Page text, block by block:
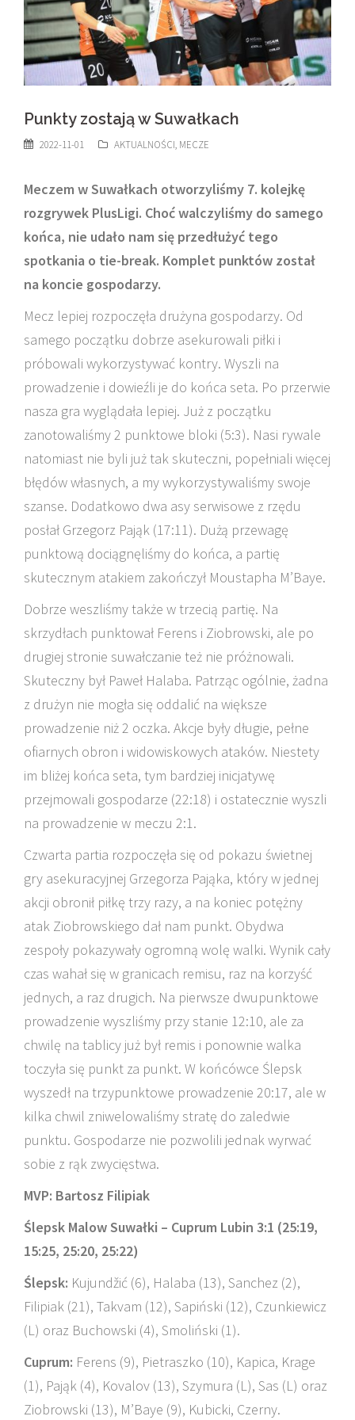
Punkty zostają w Suwałkach
2022-11-01 AKTUALNOŚCI, MECZE
Meczem w Suwałkach otworzyliśmy 7. kolejkę
rozgrywek PlusLigi. Choć walczyliśmy do samego
końca, nie udało nam się przedłużyć tego
spotkania o tie-break. Komplet punktów został
na koncie gospodarzy.
Mecz lepiej rozpoczęła drużyna gospodarzy. Od
samego początku dobrze asekurowali piłki i
próbowali wykorzystywać kontry. Wyszli na
prowadzenie i dowieźli je do końca seta. Po przerwie
nasza gra wyglądała lepiej. Już z początku
zanotowaliśmy 2 punktowe bloki (5:3). Nasi rywale
natomiast nie byli już tak skuteczni, popełniali więcej
błędów własnych, a my wykorzystywaliśmy swoje
szanse. Dodatkowo dwa asy serwisowe z rzędu
posłał Grzegorz Pająk (17:11). Dużą przewagę
punktową dociągnęliśmy do końca, a partię
skutecznym atakiem zakończył Moustapha M’Baye.
Dobrze weszliśmy także w trzecią partię. Na
skrzydłach punktował Ferens i Ziobrowski, ale po
drugiej stronie suwałczanie też nie próżnowali.
Skuteczny był Paweł Halaba. Patrząc ogólnie, żadna
z drużyn nie mogła się oddalić na większe
prowadzenie niż 2 oczka. Akcje były długie, pełne
ofiarnych obron i widowiskowych ataków. Niestety
im bliżej końca seta, tym bardziej inicjatywę
przejmowali gospodarze (22:18) i ostatecznie wyszli
na prowadzenie w meczu 2:1.
Czwarta partia rozpoczęła się od pokazu świetnej
gry asekuracyjnej Grzegorza Pająka, który w jednej
akcji obronił piłkę trzy razy, a na koniec potężny
atak Ziobrowskiego dał nam punkt. Obydwa
zespoły pokazywały ogromną wolę walki. Wynik cały
czas wahał się w granicach remisu, raz na korzyść
jednych, a raz drugich. Na pierwsze dwupunktowe
prowadzenie wyszliśmy przy stanie 12:10, ale za
chwilę na tablicy już był remis i ponownie walka
toczyła się punkt za punkt. W końcówce Ślepsk
wyszedł na trzypunktowe prowadzenie 20:17, ale w
kilka chwil zniwelowaliśmy stratę do zaledwie
punktu. Gospodarze nie pozwolili jednak wyrwać
sobie z rąk zwycięstwa.
MVP: Bartosz Filipiak
Ślepsk Malow Suwałki – Cuprum Lubin 3:1 (25:19,
15:25, 25:20, 25:22)
Ślepsk: Kujundžić (6), Halaba (13), Sanchez (2),
Filipiak (21), Takvam (12), Sapiński (12), Czunkiewicz
(L) oraz Buchowski (4), Smoliński (1).
Cuprum: Ferens (9), Pietraszko (10), Kapica, Krage
(1), Pająk (4), Kovalov (13), Szymura (L), Sas (L) oraz
Ziobrowski (13), M’Baye (9), Kubicki, Czerny.